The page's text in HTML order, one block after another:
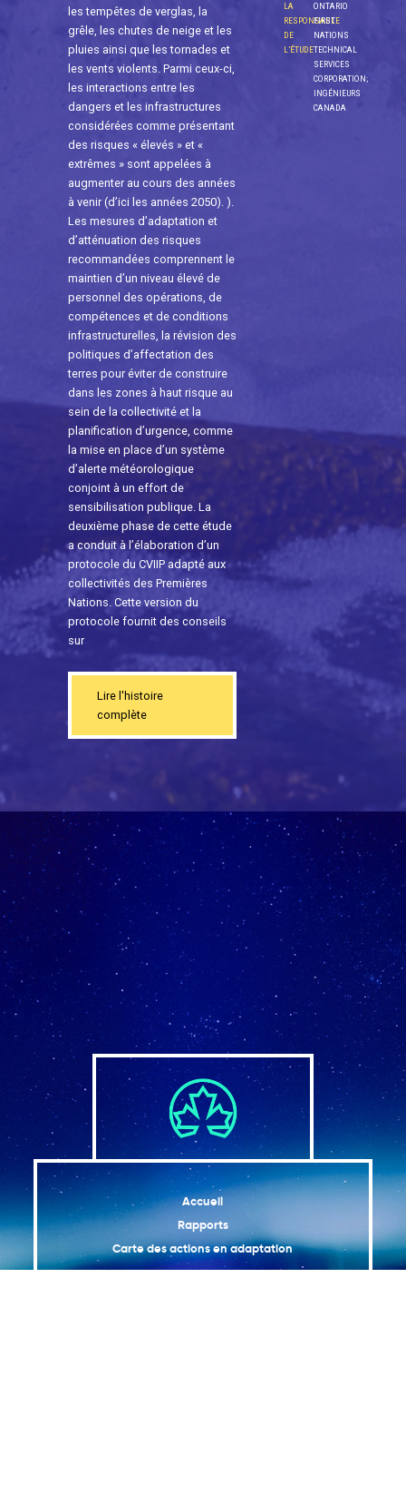
les tempêtes de verglas, la
grêle, les chutes de neige et les
pluies ainsi que les tornades et
les vents violents. Parmi ceux-ci,
les interactions entre les
dangers et les infrastructures
considérées comme présentant
des risques « élevés » et «
extrêmes » sont appelées à
augmenter au cours des années
à venir (d’ici les années 2050). ).
Les mesures d’adaptation et
d’atténuation des risques
recommandées comprennent le
maintien d’un niveau élevé de
personnel des opérations, de
compétences et de conditions
infrastructurelles, la révision des
politiques d’affectation des
terres pour éviter de construire
dans les zones à haut risque au
sein de la collectivité et la
planification d’urgence, comme
la mise en place d’un système
d’alerte météorologique
conjoint à un effort de
sensibilisation publique. La
deuxième phase de cette étude
a conduit à l’élaboration d’un
protocole du CVIIP adapté aux
collectivités des Premières
Nations. Cette version du
protocole fournit des conseils
sur
Lire l'histoire
complète
LA
RESPONSABLE
DE
L’ÉTUDE
ONTARIO
FIRST
NATIONS
TECHNICAL
SERVICES
CORPORATION;
INGÉNIEURS
CANADA
Accueil
Rapports
Carte des actions en adaptation